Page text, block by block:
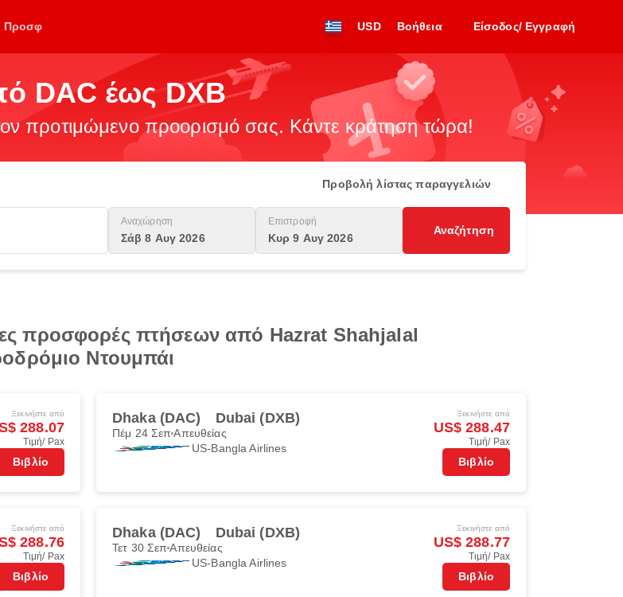
Προσφ USD Βοήθεια Είσοδος/ Εγγραφή
DAC έως DXB
προτιμώμενο προορισμό σας. Κάντε κράτηση τώρα!
Προβολή λίστας παραγγελιών
Αναχώρηση
Σάβ 8 Αυγ 2026
Επιστροφή
Κυρ 9 Αυγ 2026
Αναζήτηση
προσφορές πτήσεων από Hazrat Shahjalal
Ντουμπάι
Ξεκινήστε από
288.07
Τιμή/ Pax
Βιβλίο
Dhaka (DAC) Dubai (DXB)
Πέμ 24 ΣεπΑπευθείας
US-Bangla Airlines
Ξεκινήστε από
US$ 288.47
Τιμή/ Pax
Βιβλίο
Ξεκινήστε από
288.76
Τιμή/ Pax
Βιβλίο
Dhaka (DAC) Dubai (DXB)
Τετ 30 ΣεπΑπευθείας
US-Bangla Airlines
Ξεκινήστε από
US$ 288.77
Τιμή/ Pax
Βιβλίο